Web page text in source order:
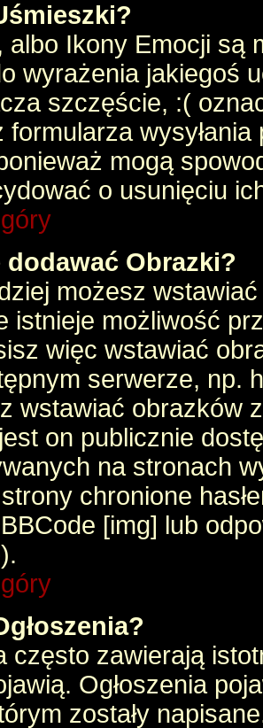
albo Ikony Emocji są
wyrażenia jakiegoś
szczęście, :(
formularza
mogą
o usunięciu
dodawać Obrazki?
możesz
istnieje możliwość
więc wstawiać
serwerze, np.
wstawiać obrazków
on publicznie
na stronach
chronione
[img] lub
często zawierają
Ogłoszenia
zostały